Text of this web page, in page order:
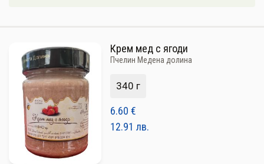
Крем мед с ягоди
Пчелин Медена долина
340 г
6.60 €
12.91 лв.